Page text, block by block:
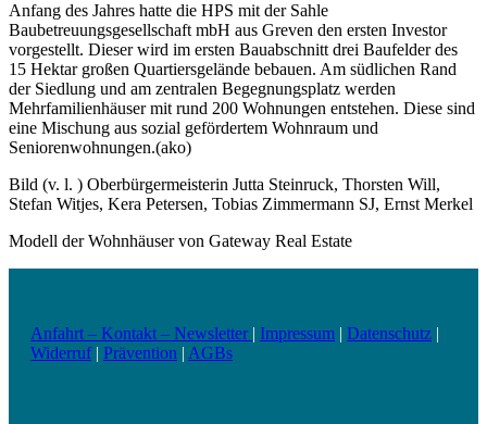
Anfang des Jahres hatte die HPS mit der Sahle
Baubetreuungsgesellschaft mbH aus Greven den ersten Investor
vorgestellt. Dieser wird im ersten Bauabschnitt drei Baufelder des
15 Hektar großen Quartiersgelände bebauen. Am südlichen Rand
der Siedlung und am zentralen Begegnungsplatz werden
Mehrfamilienhäuser mit rund 200 Wohnungen entstehen. Diese sind
eine Mischung aus sozial gefördertem Wohnraum und
Seniorenwohnungen.(ako)
Bild (v. l. ) Oberbürgermeisterin Jutta Steinruck, Thorsten Will,
Stefan Witjes, Kera Petersen, Tobias Zimmermann SJ, Ernst Merkel
Modell der Wohnhäuser von Gateway Real Estate
Anfahrt – Kontakt – Newsletter | Impressum | Datenschutz |
Widerruf| Prävention | AGBs